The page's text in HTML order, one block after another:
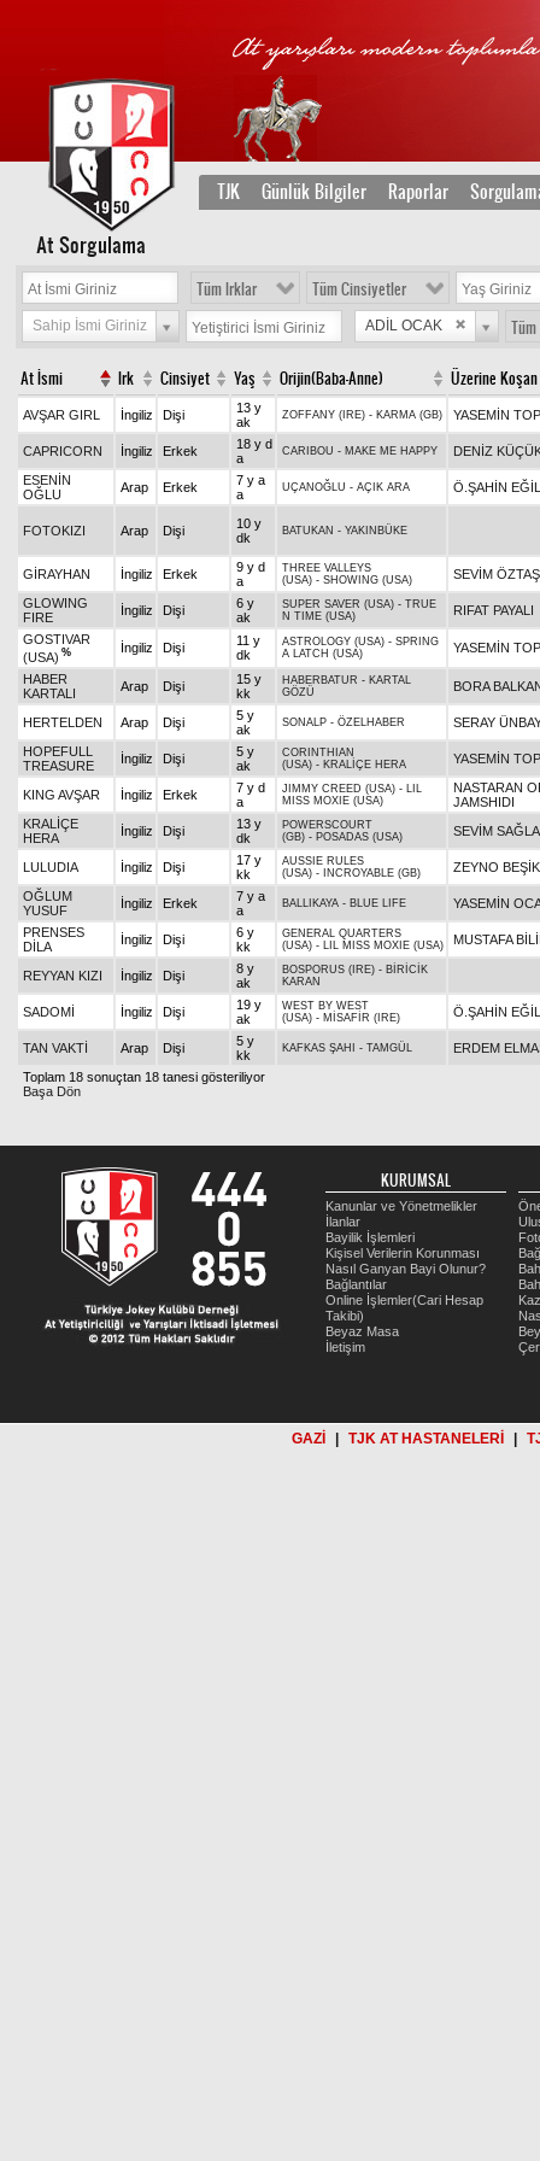
TJK Günlük Bilgiler Raporlar
At Sorgulama
Tüm Irklar Tüm Cinsiyetler
Sahip İsmi Giriniz ADİL OCAK
At İsmi Irk Cinsiyet Yaş Orijin(Baba-Anne) Üzerine
AVŞAR GIRL İngiliz Dişi
13 y
ak
ZOFFANY (IRE) - KARMA (GB) YASEMİN
CAPRICORN İngiliz Erkek
18 y d
a
CARIBOU - MAKE ME HAPPY
DENİZ
ESENİN
OĞLU
Arap Erkek
7 y a
a
UÇANOĞLU - AÇIK ARA Ö.ŞAHİN
FOTOKIZI Arap Dişi
10 y
dk
BATUKAN - YAKINBÜKE
GİRAYHAN İngiliz Erkek
9 y d
a
THREE VALLEYS
(USA) - SHOWING (USA)
SEVİM
GLOWING
FIRE
İngiliz Dişi
6 y
ak
SUPER SAVER (USA) - TRUE
N TIME (USA)
RIFAT PAYALI
GOSTIVAR
(USA) % İngiliz Dişi
11 y
dk
ASTROLOGY (USA) - SPRING
A LATCH (USA)
YASEMİN
HABER
KARTALI
Arap Dişi
15 y
kk
HABERBATUR - KARTAL
GÖZÜ
BORA
HERTELDEN Arap Dişi
5 y
ak
SONALP - ÖZELHABER
SERAY
HOPEFULL
TREASURE
İngiliz Dişi
5 y
ak
CORINTHIAN
(USA) - KRALİÇE HERA YASEMİN
KING AVŞAR İngiliz Erkek
7 y d
a
JIMMY CREED (USA) - LIL
MISS MOXIE (USA)
NASTARAN
JAMSHIDI
KRALİÇE
HERA
İngiliz Dişi
13 y
dk
POWERSCOURT
(GB) - POSADAS (USA) SEVİM
LULUDIA İngiliz Dişi
17 y
kk
AUSSIE RULES
(USA) - INCROYABLE (GB)
ZEYNO
OĞLUM
YUSUF
İngiliz Erkek
7 y a
a
BALLIKAYA - BLUE LIFE
YASEMİN
PRENSES
DİLA
İngiliz Dişi
6 y
kk
GENERAL QUARTERS
(USA) - LIL MISS MOXIE (USA) MUSTAFA
REYYAN KIZI İngiliz Dişi
8 y
ak
BOSPORUS (IRE) - BİRİCİK
KARAN
SADOMİ İngiliz Dişi
19 y
ak
WEST BY WEST
(USA) - MİSAFİR (IRE) Ö.ŞAHİN
TAN VAKTİ Arap Dişi
5 y
kk
KAFKAS ŞAHI - TAMGÜL
ERDEM
Toplam 18 sonuçtan 18 tanesi gösteriliyor
Başa Dön
KURUMSAL
Kanunlar ve Yönetmelikler
İlanlar
Bayilik İşlemleri
Kişisel Verilerin Korunması
Nasıl Ganyan Bayi Olunur?
Bağlantılar
Online İşlemler(Cari Hesap
Takibi)
Beyaz Masa
İletişim
GAZİ TJK AT HASTANELERİ